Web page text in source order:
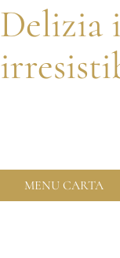
Delizia
MENU CARTA